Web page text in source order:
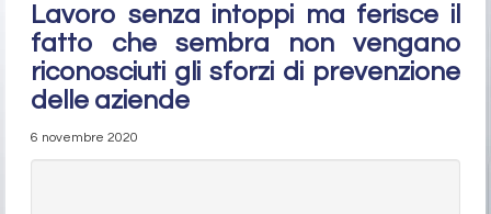
Lavoro senza intoppi ma ferisce il
fatto che sembra non vengano
riconosciuti gli sforzi di prevenzione
delle aziende
6 novembre 2020